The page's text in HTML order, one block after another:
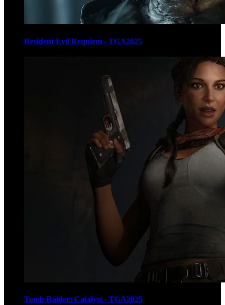
Resident Evil Requiem - TGA2025
Tomb Raider: Catalyst - TGA2025